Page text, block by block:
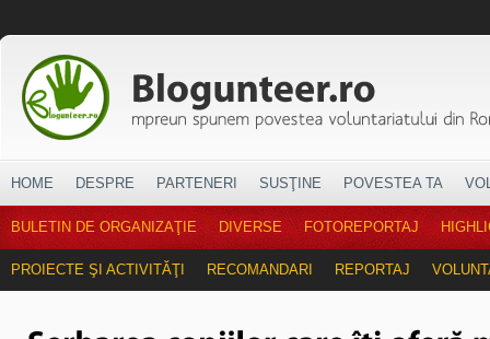
HOME DESPRE PARTENERI SUSŢINE POVESTEA TA
BULETIN DE ORGANIZAŢIE DIVERSE FOTOREPORTAJ
PROIECTE ŞI ACTIVITĂŢI RECOMANDARI REPORTAJ